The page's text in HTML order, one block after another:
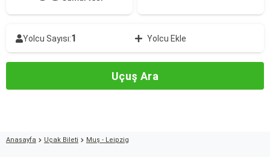
Yolcu Sayısı:1 Yolcu Ekle
Uçuş Ara
Anasayfa Uçak Bileti Muş - Leipzig